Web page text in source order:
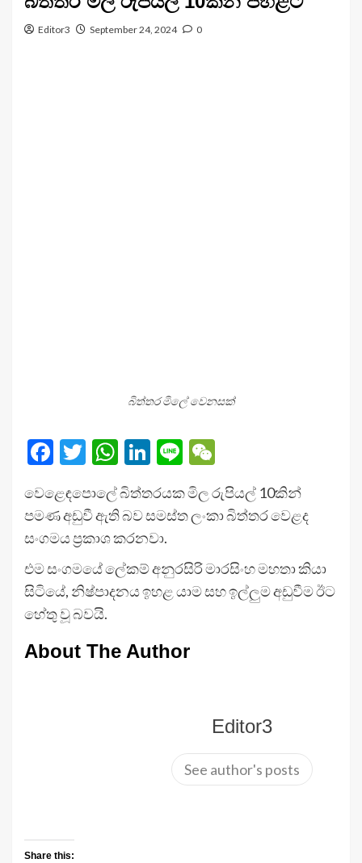
Editor3 September 24, 2024 0
බිත්තර මිලේ වෙනසක්
Facebook
Twitter
WhatsApp
LinkedIn
Line
වෙළෙඳපොලේ බිත්තරයක මිල රුපියල් 10කින්
පමණ අඩුවී ඇති බව සමස්ත ලංකා බිත්තර වෙළද
සංගමය ප්‍රකාශ කරනවා.
එම සංගමයේ ලේකම් අනුරසිරි මාරසිංහ මහතා කියා
සිටියේ, නිෂ්පාදනය ඉහළ යාම සහ ඉල්ලු‍ම අඩුවීම ඊට
හේතු වූ බවයි.
About The Author
Editor3
See author's posts
Share this: